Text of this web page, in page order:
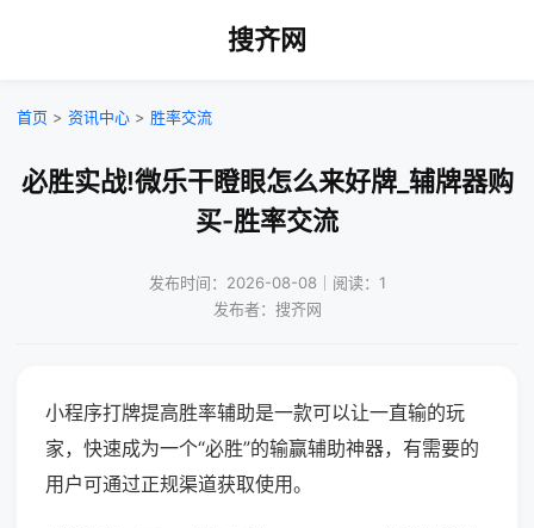
搜齐网
首页 > 资讯中心 > 胜率交流
必胜实战!微乐干瞪眼怎么来好牌_辅牌器购
买-胜率交流
发布时间：2026-08-08｜阅读：1
发布者：搜齐网
小程序打牌提高胜率辅助是一款可以让一直输的玩
家，快速成为一个“必胜”的输赢辅助神器，有需要的
用户可通过正规渠道获取使用。